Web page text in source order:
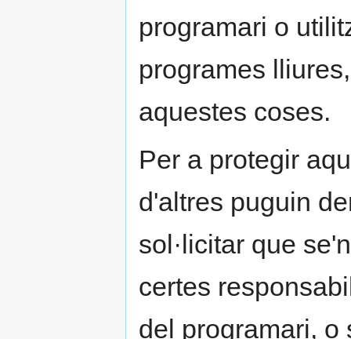
programari o
programes
aquestes coses.
Per a protegir
d'altres puguin
sol·licitar que
certes
del programari, o